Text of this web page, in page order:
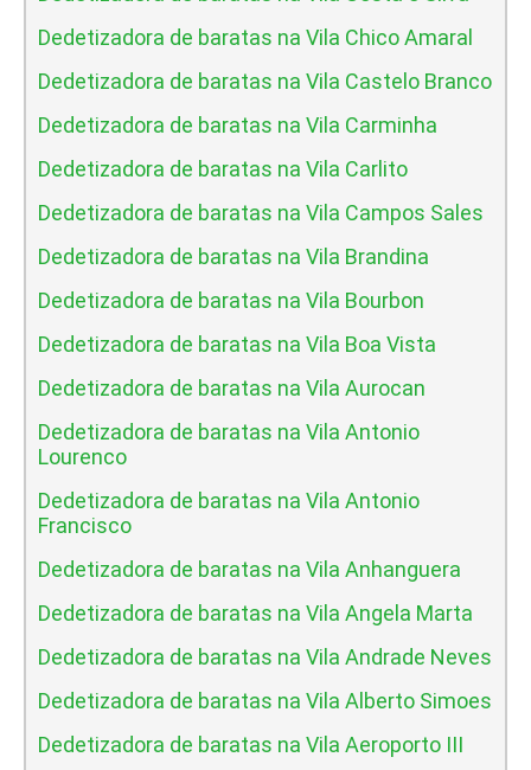
Dedetizadora de baratas na Vila Chico Amaral
Dedetizadora de baratas na Vila Castelo Branco
Dedetizadora de baratas na Vila Carminha
Dedetizadora de baratas na Vila Carlito
Dedetizadora de baratas na Vila Campos Sales
Dedetizadora de baratas na Vila Brandina
Dedetizadora de baratas na Vila Bourbon
Dedetizadora de baratas na Vila Boa Vista
Dedetizadora de baratas na Vila Aurocan
Dedetizadora de baratas na Vila Antonio
Lourenco
Dedetizadora de baratas na Vila Antonio
Francisco
Dedetizadora de baratas na Vila Anhanguera
Dedetizadora de baratas na Vila Angela Marta
Dedetizadora de baratas na Vila Andrade Neves
Dedetizadora de baratas na Vila Alberto Simoes
Dedetizadora de baratas na Vila Aeroporto III